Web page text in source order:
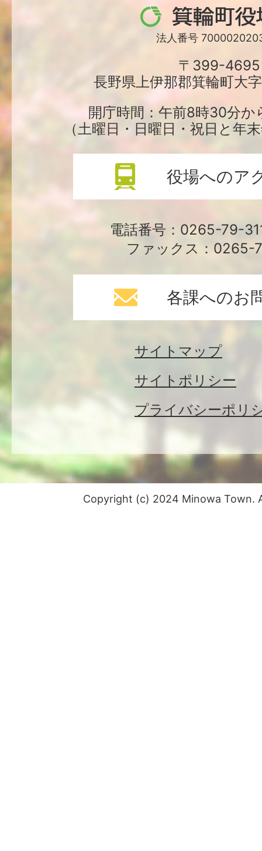
箕
輪
役
場
法人番号
〒399-4695
長野県上伊那郡箕輪町大
開庁時間：午前8時30分か
（土曜日・日曜日・祝日と年
役場へのア
電話番号：0265-79-
ファックス：0265-
各課へのお
サイトマップ
サイトポリシー
プライバシーポリ
Copyright (c) 2024 Minowa Town.